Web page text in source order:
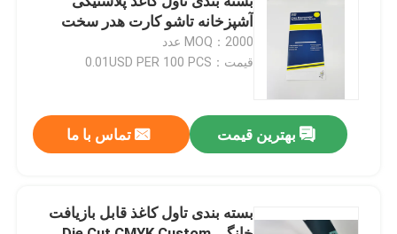
درخواست نقل قول
جعبه بسته بندی چاپ شده
جعبه های بسته بندی سفارشی
آشپزخانه تاشو کارت هدر سخت
MOQ：2000 عدد
قیمت：0.01USD PER 100 PCS
بهترین قیمت تماس با ما
بسته بندی تاول کاغذ قابل بازیافت